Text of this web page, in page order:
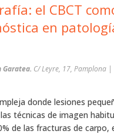
el CBCT
en
Garatea. C/ Leyre, 17, Pamplona |
donde lesiones
técnicas de imagen
de las fracturas de carpo,